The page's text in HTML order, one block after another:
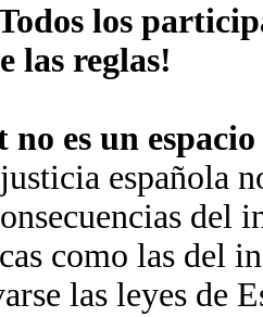
los
las reglas!
es un
española
del
como las del
las leyes de